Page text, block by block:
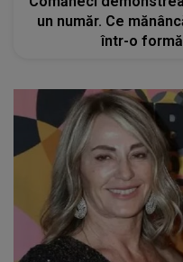
un număr. Ce
într-o